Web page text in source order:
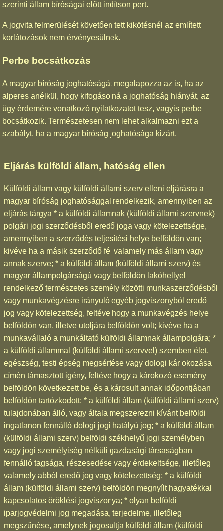
szerinti állam bíróságai előtt indítson pert.
A jogvita felmerülését követően tett kikötésnél az említett
korlátozások nem érvényesülnek.
Perbe bocsátkozás
A magyar bíróság joghatóságát megalapozza az is, ha az
alperes anélkül, hogy kifogásolná a joghatóság hiányát, az
ügy érdemére vonatkozó nyilatkozatot tesz, vagyis perbe
bocsátkozik. Természetesen nem lehet alkalmazni ezt a
szabályt, ha a magyar bíróság joghatósága kizárt.
Eljárás külföldi állam, hatóság ellen
Külföldi állam vagy külföldi állami szerv elleni eljárásra a
magyar bíróság joghatósággal rendelkezik, amennyiben az
eljárás tárgya * a külföldi államnak (külföldi állami szervnek)
polgári jogi szerződésből eredő joga vagy kötelezettsége,
amennyiben a szerződés teljesítési helye belföldön van;
kivéve ha a másik szerződő fél valamely más állam vagy
annak szerve; * a külföldi állam (külföldi állami szerv) és
magyar állampolgárságú vagy belföldön lakóhellyel
rendelkező természetes személy közötti munkaszerződésből
vagy munkavégzésre irányuló egyéb jogviszonyból eredő
jog vagy kötelezettség, feltéve hogy a munkavégzés helye
belföldön van, illetve utoljára belföldön volt; kivéve ha a
munkavállaló a munkáltató külföldi államnak állampolgára; *
a külföldi állammal (külföldi állami szervvel) szemben élet,
egészség, testi épség megsértése vagy dologi kár okozása
címén támasztott igény, feltéve hogy a károkozó esemény
belföldön következett be, és a károsult annak időpontjában
belföldön tartózkodott; * a külföldi állam (külföldi állami szerv)
tulajdonában álló, vagy általa megszerezni kívánt belföldi
ingatlanon fennálló dologi jogi hatályú jog; * a külföldi állam
(külföldi állami szerv) belföldi székhelyű jogi személyben
vagy jogi személyiség nélküli gazdasági társaságban
fennálló tagsága, részesedése vagy érdekeltsége, illetőleg
valamely abból eredő jog vagy kötelezettség; * a külföldi
állam (külföldi állami szerv) belföldön megnyílt hagyatékkal
kapcsolatos öröklési jogviszonya; * olyan belföldi
iparjogvédelmi jog megadása, terjedelme, illetőleg
megszűnése, amelynek jogosultja külföldi állam (külföldi